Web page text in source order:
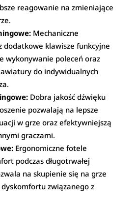
reagowanie na zmieniające
Mechaniczne
dodatkowe klawisze funkcyjne
wykonywanie poleceń oraz
do indywidualnych
Dobra jakość dźwięku
pozwalają na lepsze
w grze oraz efektywniejszą
graczami.
Ergonomiczne fotele
podczas długotrwałej
na skupienie się na grze
związanego z